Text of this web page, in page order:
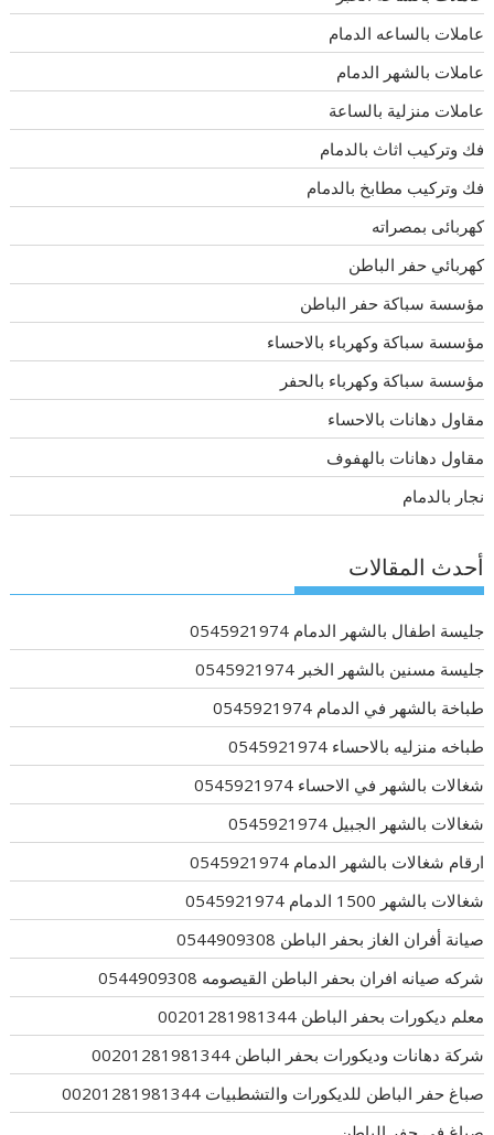
عاملات بالساعه الدمام
عاملات بالشهر الدمام
عاملات منزلية بالساعة
فك وتركيب اثاث بالدمام
فك وتركيب مطابخ بالدمام
كهربائى بمصراته
كهربائي حفر الباطن
مؤسسة سباكة حفر الباطن
مؤسسة سباكة وكهرباء بالاحساء
مؤسسة سباكة وكهرباء بالحفر
مقاول دهانات بالاحساء
مقاول دهانات بالهفوف
نجار بالدمام
أحدث المقالات
جليسة اطفال بالشهر الدمام 0545921974
جليسة مسنين بالشهر الخبر 0545921974
طباخة بالشهر في الدمام 0545921974
طباخه منزليه بالاحساء 0545921974
شغالات بالشهر في الاحساء 0545921974
شغالات بالشهر الجبيل 0545921974
ارقام شغالات بالشهر الدمام 0545921974
شغالات بالشهر 1500 الدمام 0545921974
صيانة أفران الغاز بحفر الباطن 0544909308
شركه صيانه افران بحفر الباطن القيصومه 0544909308
معلم ديكورات بحفر الباطن 00201281981344
شركة دهانات وديكورات بحفر الباطن 00201281981344
صباغ حفر الباطن للديكورات والتشطبيات 00201281981344